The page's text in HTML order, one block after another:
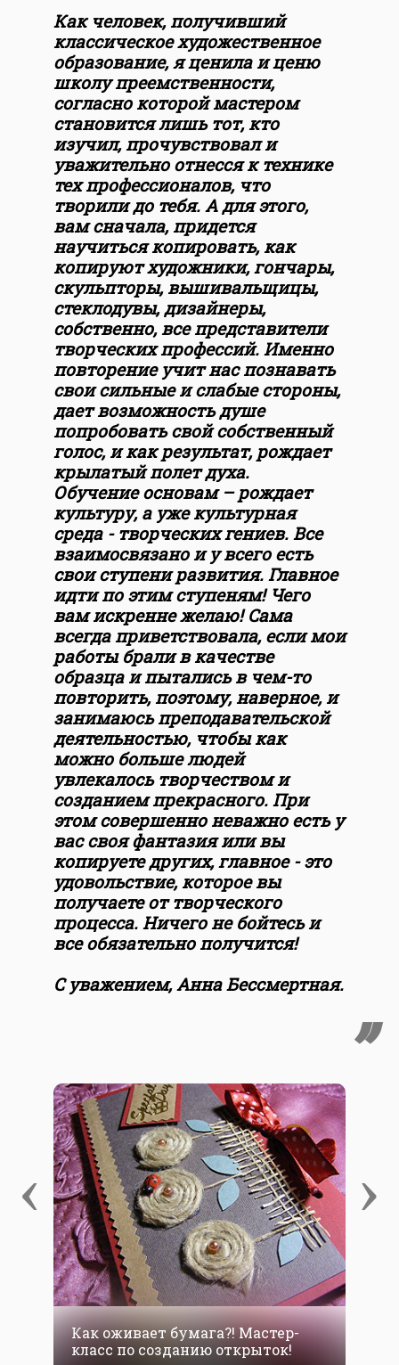
Как человек, получивший
классическое художественное
образование, я ценила и ценю
школу преемственности,
согласно которой мастером
становится лишь тот, кто
изучил, прочувствовал и
уважительно отнесся к технике
тех профессионалов, что
творили до тебя. А для этого,
вам сначала, придется
научиться копировать, как
копируют художники, гончары,
скульпторы, вышивальщицы,
стеклодувы, дизайнеры,
собственно, все представители
творческих профессий. Именно
повторение учит нас познавать
свои сильные и слабые стороны,
дает возможность душе
попробовать свой собственный
голос, и как результат, рождает
крылатый полет духа.
Обучение основам – рождает
культуру, а уже культурная
среда - творческих гениев. Все
взаимосвязано и у всего есть
свои ступени развития. Главное
идти по этим ступеням! Чего
вам искренне желаю! Сама
всегда приветствовала, если мои
работы брали в качестве
образца и пытались в чем-то
повторить, поэтому, наверное, и
занимаюсь преподавательской
деятельностью, чтобы как
можно больше людей
увлекалось творчеством и
созданием прекрасного. При
этом совершенно неважно есть у
вас своя фантазия или вы
копируете других, главное - это
удовольствие, которое вы
получаете от творческого
процесса. Ничего не бойтесь и
все обязательно получится!
С уважением, Анна Бессмертная.
‹ ›
Как оживает бумага?! Мастер-
класс по созданию открыток!